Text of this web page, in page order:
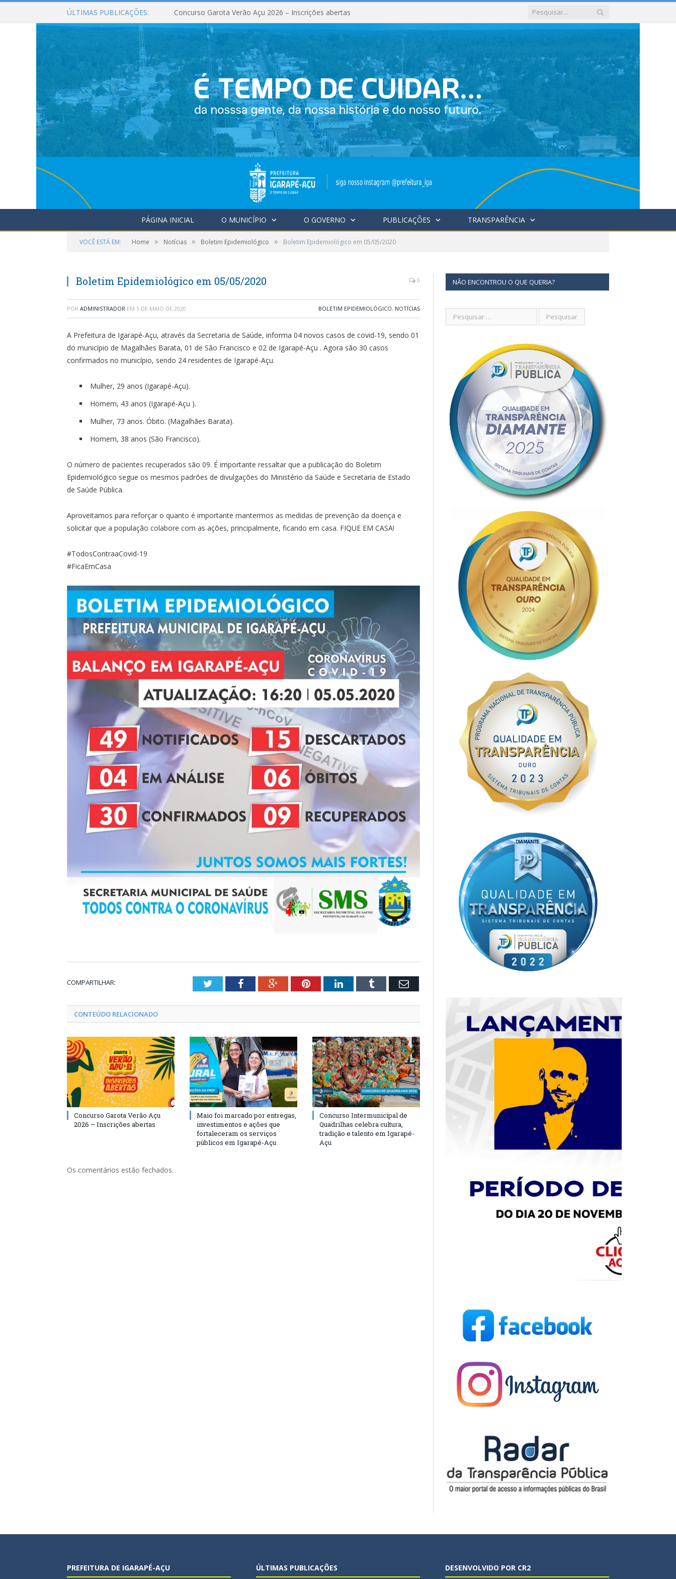
ÚLTIMAS PUBLICAÇÕES: Concurso Garota Verão Açu 2026 – Inscrições abertas
PÁGINA INICIAL O MUNICÍPIO O GOVERNO PUBLICAÇÕES TRANSPARÊNCIA
VOCÊ ESTÁ EM: Home » Notícias » Boletim Epidemiológico » Boletim Epidemiológico em 05/05/2020
Boletim Epidemiológico em 05/05/2020 0
POR ADMINISTRADOR EM 5 DE MAIO DE 2020 BOLETIM EPIDEMIOLÓGICO, NOTÍCIAS
A Prefeitura de Igarapé-Açu, através da Secretaria de Saúde, informa 04 novos casos de covid-19, sendo 01
do município de Magalhães Barata, 01 de São Francisco e 02 de Igarapé-Açu . Agora são 30 casos
confirmados no município, sendo 24 residentes de Igarapé-Açu.
Mulher, 29 anos (Igarapé-Açu).
Homem, 43 anos (Igarapé-Açu ).
Mulher, 73 anos. Óbito. (Magalhães Barata).
Homem, 38 anos (São Francisco).
O número de pacientes recuperados são 09. É importante ressaltar que a publicação do Boletim
Epidemiológico segue os mesmos padrões de divulgações do Ministério da Saúde e Secretaria de Estado
de Saúde Pública.
Aproveitamos para reforçar o quanto é importante mantermos as medidas de prevenção da doença e
solicitar que a população colabore com as ações, principalmente, ficando em casa. FIQUE EM CASA!
#TodosContraaCovid-19
#FicaEmCasa
COMPARTILHAR: TwitterFacebookGoogle+PinterestLinkedInTumblr Email
CONTEÚDO RELACIONADO
Concurso Garota Verão Açu
2026 – Inscrições abertas
Maio foi marcado por entregas,
investimentos e ações que
fortaleceram os serviços
públicos em Igarapé-Açu
Concurso Intermunicipal de
Quadrilhas celebra cultura,
tradição e talento em Igarapé-
Açu
Os comentários estão fechados.
NÃO ENCONTROU O QUE QUERIA?
PREFEITURA DE IGARAPÉ-AÇU ÚLTIMAS PUBLICAÇÕES DESENVOLVIDO POR CR2